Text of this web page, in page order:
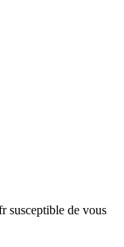
susceptible de vous